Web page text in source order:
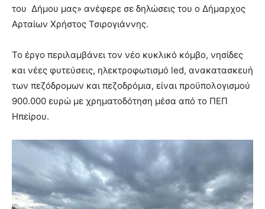
του Δήμου μας» ανέφερε σε δηλώσεις του ο Δήμαρχος
Αρταίων Χρήστος Τσιρογιάννης.
Το έργο περιλαμβάνει τον νέο κυκλικό κόμβο, νησίδες
και νέες φυτεύσεις, ηλεκτροφωτισμό led, ανακατασκευή
των πεζόδρομων και πεζοδρόμια, είναι προϋπολογισμού
900.000 ευρώ με χρηματοδότηση μέσα από το ΠΕΠ
Ηπείρου.